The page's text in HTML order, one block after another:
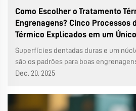
Como Escolher o Tratamento
Engrenagens? Cinco Processos
Térmico Explicados em um
Superfícies dentadas duras e um
são os padrões para boas
é a técnica mágica para alcançar isso.
produção de engrenagens sem-fim
Dec. 20. 2025